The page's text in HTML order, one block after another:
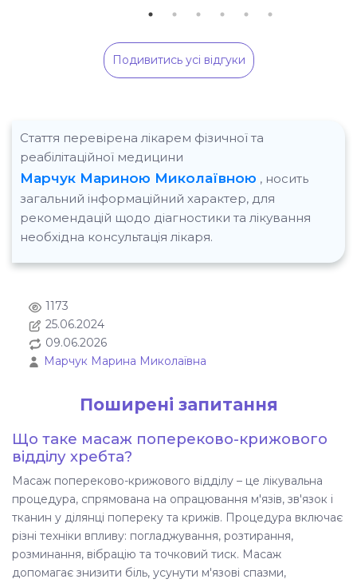
Подивитись усі відгуки
Стаття перевірена лікарем фізичної та
реабілітаційної медицини
Марчук Мариною Миколаївною , носить
загальний інформаційний характер, для
рекомендацій щодо діагностики та лікування
необхідна консультація лікаря.
1173
25.06.2024
09.06.2026
Марчук Марина Миколаївна
Поширені запитання
Що таке масаж попереково-крижового
відділу хребта?
Масаж попереково-крижового відділу – це лікувальна
процедура, спрямована на опрацювання м'язів, зв'язок і
тканин у ділянці попереку та крижів. Процедура включає
різні техніки впливу: погладжування, розтирання,
розминання, вібрацію та точковий тиск. Масаж
допомагає знизити біль, усунути м'язові спазми,